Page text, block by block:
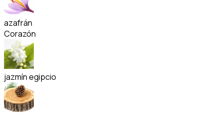
azafrán
Corazón
jazmín egipcio